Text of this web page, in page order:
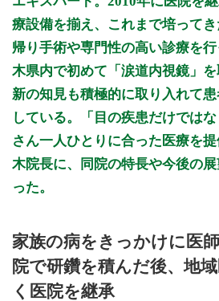
>>病院なびで医療機関の詳細を見る
公式HPはこちら
療設備を揃え、これまで培って
帰り手術や専門性の高い診療を
木県内で初めて「涙道内視鏡」
新の知見も積極的に取り入れて
している。「目の疾患だけでは
さん一人ひとりに合った医療を
木院長に、同院の特長や今後の
った。
家族の病をきっかけに医
院で研鑽を積んだ後、地
く医院を継承